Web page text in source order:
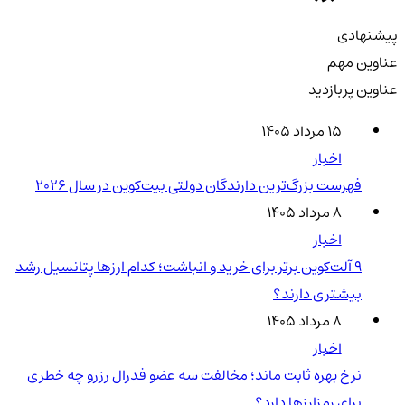
پیشنهادی
عناوین مهم
عناوین پربازدید
۱۵ مرداد ۱۴۰۵
اخبار
فهرست بزرگ‌ترین دارندگان دولتی بیت‌کوین در سال 2026
۸ مرداد ۱۴۰۵
اخبار
۹ آلت‌کوین برتر برای خرید و انباشت؛ کدام ارزها پتانسیل رشد
بیشتری دارند؟
۸ مرداد ۱۴۰۵
اخبار
نرخ بهره ثابت ماند؛ مخالفت سه عضو فدرال رزرو چه خطری